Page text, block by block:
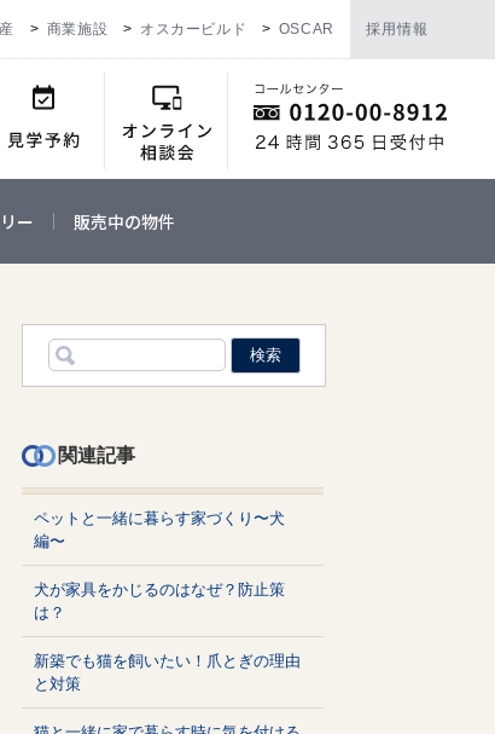
商業施設 オスカービルド OSCAR 採用情報
ー 販売中の物件
関連記事
ペットと一緒に暮らす家づくり〜犬
編〜
犬が家具をかじるのはなぜ？防止策
は？
新築でも猫を飼いたい！爪とぎの理由
と対策